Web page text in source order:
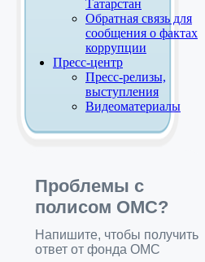
Татарстан
Обратная связь для
сообщения о фактах
коррупции
Пресс-центр
Пресс-релизы,
выступления
Видеоматериалы
Проблемы с
полисом ОМС?
Напишите, чтобы получить
ответ от фонда ОМС